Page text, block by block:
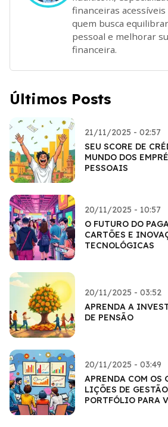
financeiras
quem busca
pessoal e melhorar
financeira.
Últimos Posts
21/11/2025 - 02:57
SEU SCORE DE
MUNDO DOS
PESSOAIS
20/11/2025 - 10:57
O FUTURO DO
CARTÕES E
TECNOLÓGICAS
20/11/2025 - 03:52
APRENDA A
DE PENSÃO
20/11/2025 - 03:49
APRENDA COM OS
LIÇÕES DE
PORTFÓLIO PARA